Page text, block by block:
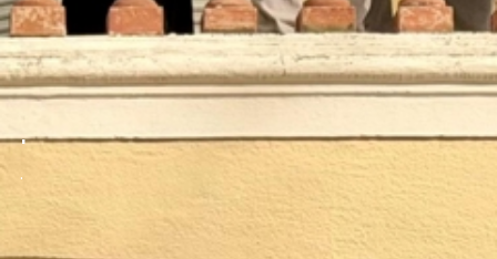
.
.